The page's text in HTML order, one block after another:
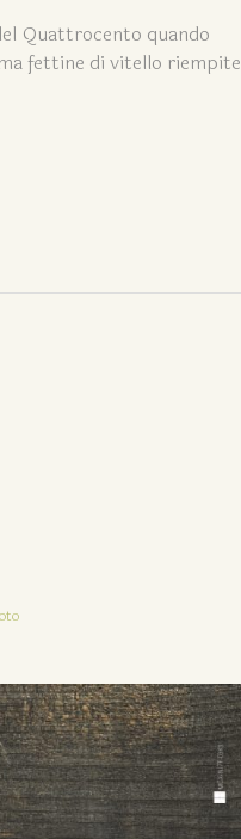
Quattrocento quando
fettine di vitello riempite